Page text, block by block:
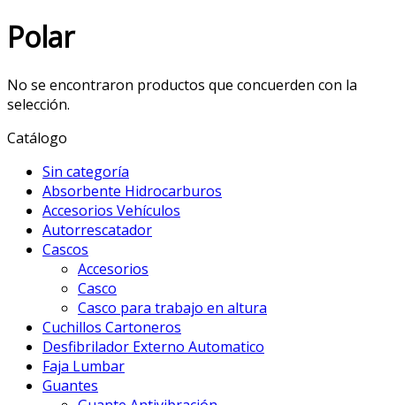
Polar
No se encontraron productos que concuerden con la
selección.
Catálogo
Sin categoría
Absorbente Hidrocarburos
Accesorios Vehículos
Autorrescatador
Cascos
Accesorios
Casco
Casco para trabajo en altura
Cuchillos Cartoneros
Desfibrilador Externo Automatico
Faja Lumbar
Guantes